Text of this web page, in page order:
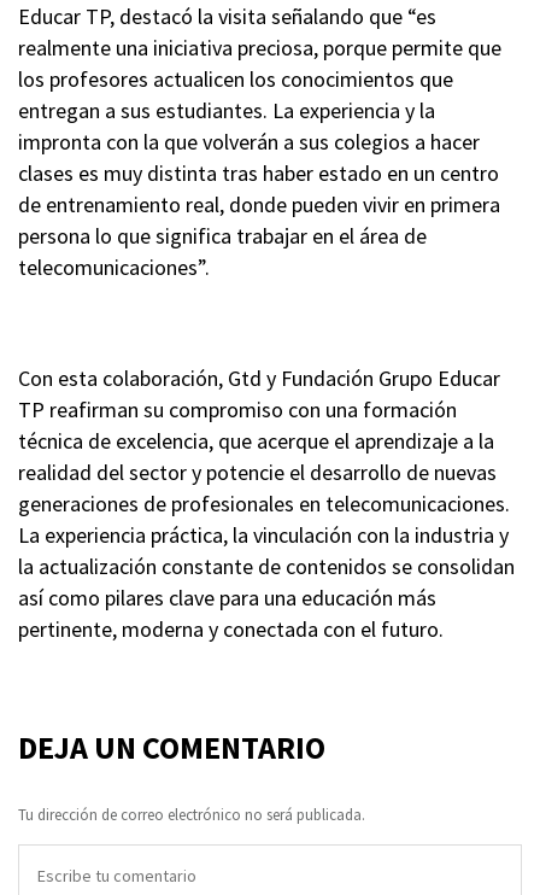
Educar TP, destacó la visita señalando que “es
realmente una iniciativa preciosa, porque permite que
los profesores actualicen los conocimientos que
entregan a sus estudiantes. La experiencia y la
impronta con la que volverán a sus colegios a hacer
clases es muy distinta tras haber estado en un centro
de entrenamiento real, donde pueden vivir en primera
persona lo que significa trabajar en el área de
telecomunicaciones”.
Con esta colaboración, Gtd y Fundación Grupo Educar
TP reafirman su compromiso con una formación
técnica de excelencia, que acerque el aprendizaje a la
realidad del sector y potencie el desarrollo de nuevas
generaciones de profesionales en telecomunicaciones.
La experiencia práctica, la vinculación con la industria y
la actualización constante de contenidos se consolidan
así como pilares clave para una educación más
pertinente, moderna y conectada con el futuro.
DEJA UN COMENTARIO
Tu dirección de correo electrónico no será publicada.